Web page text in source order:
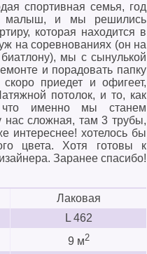
спортивная семья, год
малыш, и мы решились
которая находится в
на соревнованиях (он на
мы с сынулькой
и порадовать папку
приедет и офигеет,
потолок, и то, как
именно мы станем
нас сложная, там 3 трубы,
интереснее! хотелось бы
цвета. Хотя готовы к
Заранее спасибо!
Лаковая
L 462
9 м2